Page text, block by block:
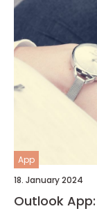
App
18. January 2024
Outlook